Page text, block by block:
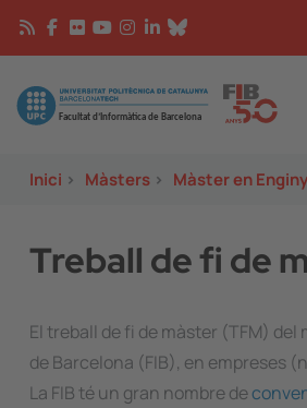
Vés al contingut
Image
Inici > Màsters > Màster en
Treball de fi de
El treball de fi de màster (TFM)
de Barcelona (FIB), en empreses
La FIB té un gran nombre de